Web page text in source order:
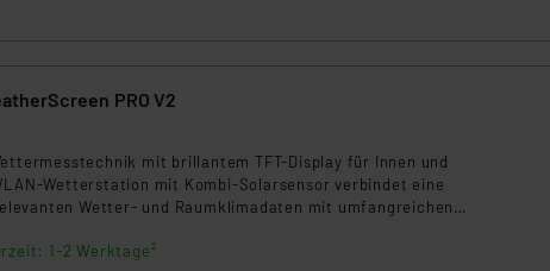
PRO V2
mit brillantem TFT-Display für Innen und
Wetterstation mit Kombi-Solarsensor verbindet eine
Wetter- und Raumklimadaten mit umfangreichen
erweiterbar.*** NEU 09/2023: Erweiterbar um
1-2 Werktage²